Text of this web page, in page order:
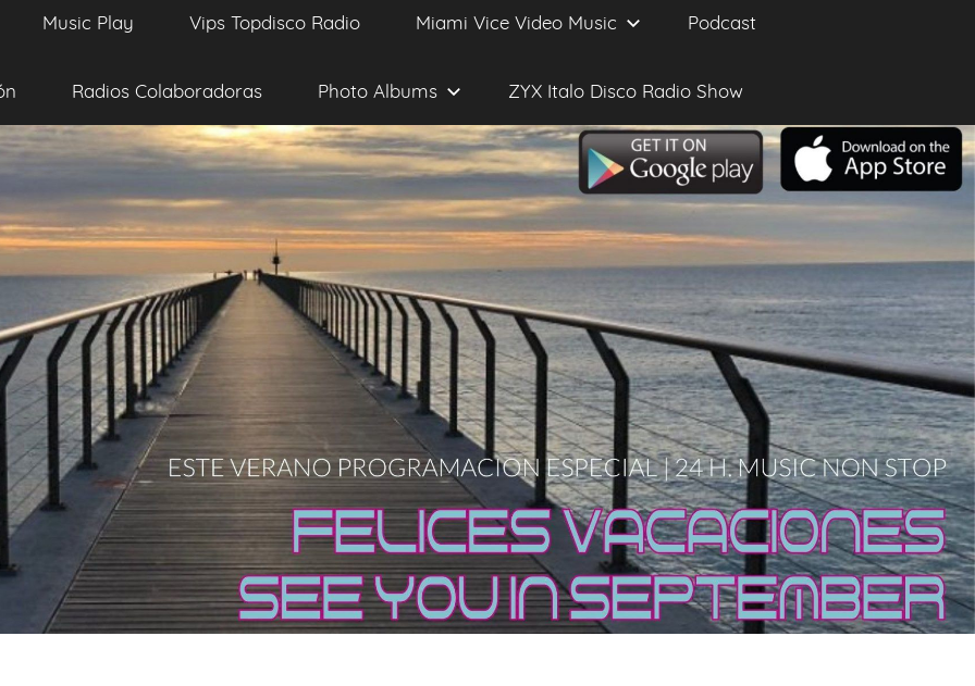
Music Play Vips Topdisco Radio Miami Vice Video Music Podcast
Radios Colaboradoras Photo Albums ZYX Italo Disco Radio Show